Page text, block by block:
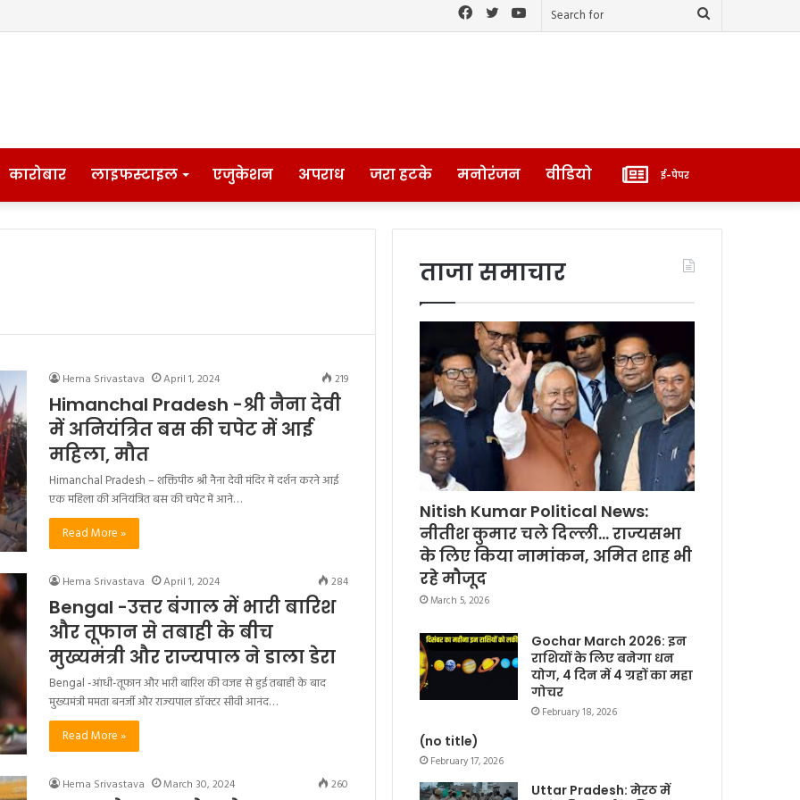
Search
YouTube
Twitter
Facebook
कारोबार लाइफस्टाइल एजुकेशन अपराध जरा हटके मनोरंजन वीडियो ई-
पेपर
ई-पेपर
Hema Srivastava April 1, 2024 219
Himanchal Pradesh -श्री नैना देवी
में अनियंत्रित बस की चपेट में आई
महिला, मौत
Himanchal Pradesh – शक्तिपीठ श्री नैना देवी मंदिर में दर्शन करने आई
एक महिला की अनियंत्रित बस की चपेट में आने…
Read More »
Hema Srivastava April 1, 2024 284
Bengal -उत्तर बंगाल में भारी बारिश
और तूफान से तबाही के बीच
मुख्यमंत्री और राज्यपाल ने डाला डेरा
Bengal -आंधी-तूफान और भारी बारिश की वजह से हुई तबाही के बाद
मुख्यमंत्री ममता बनर्जी और राज्यपाल डॉक्टर सीवी आनंद…
Read More »
Hema Srivastava March 30, 2024 260
ताजा समाचार
Nitish Kumar Political News:
नीतीश कुमार चले दिल्ली… राज्यसभा
के लिए किया नामांकन, अमित शाह भी
रहे मौजूद
March 5, 2026
Gochar March 2026: इन
राशियों के लिए बनेगा धन
योग, 4 दिन में 4 ग्रहों का महा
गोचर
February 18, 2026
(no title)
February 17, 2026
Uttar Pradesh: मेरठ में